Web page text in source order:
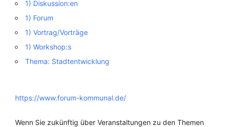
1) Diskussion:en
1) Forum
1) Vortrag/Vorträge
1) Workshop:s
Thema: Stadtentwicklung
https://www.forum-kommunal.de/
Wenn Sie zukünftig über Veranstaltungen zu den Themen